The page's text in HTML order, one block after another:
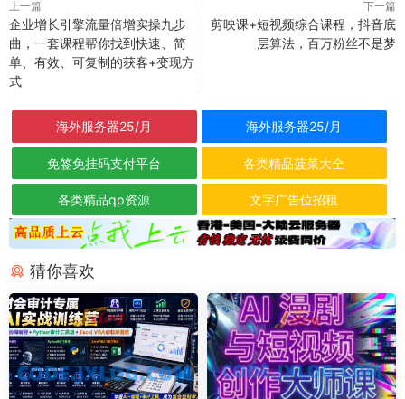
上一篇
企业增长引擎流量倍增实操九步
曲，一套课程帮你找到快速、简
单、有效、可复制的获客+变现方
式
下一篇
剪映课+短视频综合课程，抖音底
层算法，百万粉丝不是梦
海外服务器25/月 海外服务器25/月
免签免挂码支付平台 各类精品菠菜大全
各类精品qp资源 文字广告位招租
猜你喜欢